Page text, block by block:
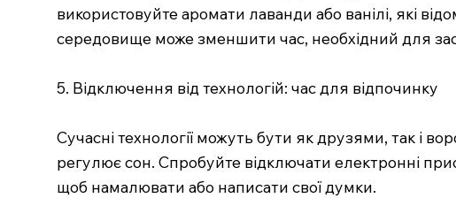
використовуйте аромати лаванди або ванілі, які
середовище може зменшити час, необхідний для
5. Відключення від технологій: час для відпочинку
Сучасні технології можуть бути як друзями, так і
регулює сон. Спробуйте відключати електронні
щоб намалювати або написати свої думки.